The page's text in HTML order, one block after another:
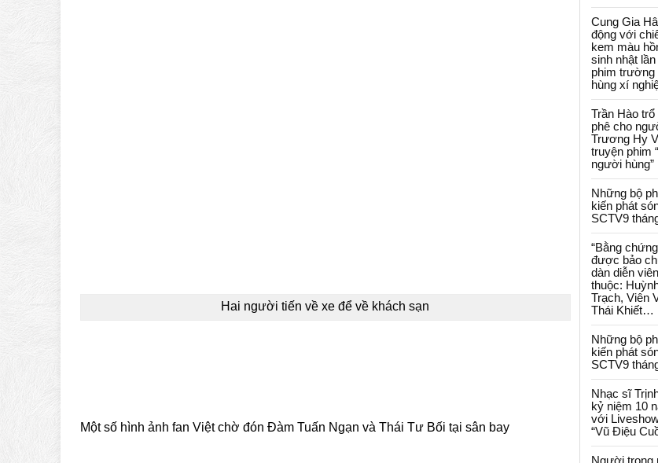
Hai người tiến về xe để về khách sạn
Một số hình ảnh fan Việt chờ đón Đàm Tuấn Ngạn và Thái Tư Bối tại sân bay
Cung Gia
động với
kem màu
sinh nhật
phim trường
hùng xí
Trần Hào
phê cho
Trương Hy
truyện phim
người hùng”
Những bộ
kiến phát
SCTV9
“Bằng
được bảo
dàn diễn
thuộc:
Trạch, Viên
Thái Khiết…
Những bộ
kiến phát
SCTV9
Nhạc sĩ
kỷ niệm 10
với
“Vũ Điệu
Người trong